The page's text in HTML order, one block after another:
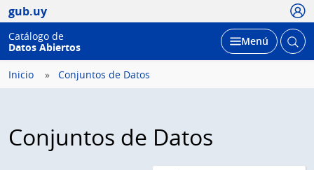
gub.uy
Catálogo de
Datos Abiertos
Desplegar
Menú Abrir
Inicio Conjuntos de Datos
Conjuntos de Datos